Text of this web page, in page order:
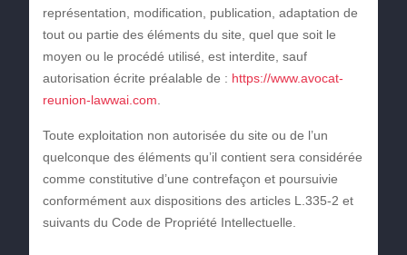
représentation, modification, publication, adaptation de
tout ou partie des éléments du site, quel que soit le
moyen ou le procédé utilisé, est interdite, sauf
autorisation écrite préalable de : https://www.avocat-
reunion-lawwai.com
Toute exploitation non autorisée du site ou de l’un
quelconque des éléments qu’il contient sera considérée
comme constitutive d’une contrefaçon et poursuivie
conformément aux dispositions des articles L.335-2 et
suivants du Code de Propriété Intellectuelle.